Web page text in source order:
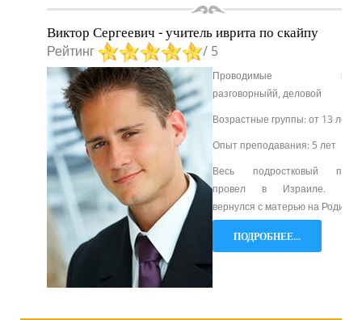
Виктор Сергеевич - учитель иврита по скайпу
Рейтинг / 5
Проводимые
разговорныйй, деловой
Возрастные группы: от 13 лет
Опыт преподавания: 5 лет
Весь подростковый
провел в Израиле.
вернулся с матерью на Родину.
ПОДРОБНЕЕ...